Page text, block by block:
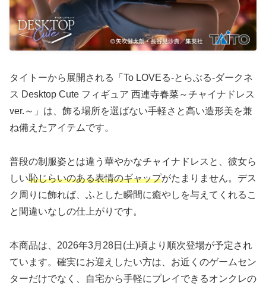
タイトーから展開される「To LOVEる-とらぶる-ダークネ
ス Desktop Cute フィギュア 西連寺春菜～チャイナドレス
ver.～」は、飾る場所を選ばない手軽さと高い造形美を兼
ね備えたアイテムです。
普段の制服姿とは違う華やかなチャイナドレスと、彼女ら
しい恥じらいのある表情のギャップがたまりません。デス
ク周りに飾れば、ふとした瞬間に癒やしを与えてくれるこ
と間違いなしの仕上がりです。
本商品は、2026年3月28日(土)頃より順次登場が予定され
ています。確実にお迎えしたい方は、お近くのゲームセン
ターだけでなく、自宅から手軽にプレイできるオンクレの